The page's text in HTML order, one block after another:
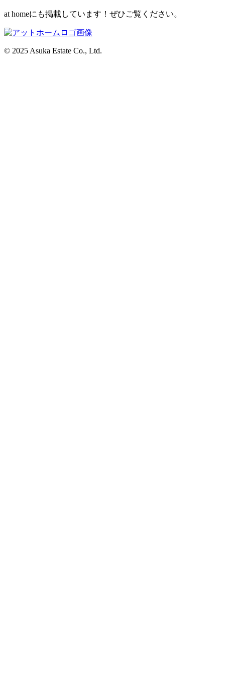
at homeにも掲載しています！ぜひご覧ください。
© 2025 Asuka Estate Co., Ltd.